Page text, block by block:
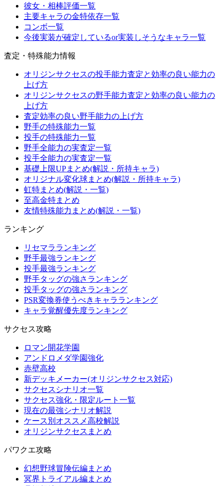
彼女・相棒評価一覧
主要キャラの金特依存一覧
コンボ一覧
今後実装が確定しているor実装しそうなキャラ一覧
査定・特殊能力情報
オリジンサクセスの投手能力査定と効率の良い能力の
上げ方
オリジンサクセスの野手能力査定と効率の良い能力の
上げ方
査定効率の良い野手能力の上げ方
野手の特殊能力一覧
投手の特殊能力一覧
野手全能力の実査定一覧
投手全能力の実査定一覧
基礎上限UPまとめ(解説・所持キャラ)
オリジナル変化球まとめ(解説・所持キャラ)
虹特まとめ(解説・一覧)
至高金特まとめ
友情特殊能力まとめ(解説・一覧)
ランキング
リセマラランキング
野手最強ランキング
投手最強ランキング
野手タッグの強さランキング
投手タッグの強さランキング
PSR変換券使うべきキャラランキング
キャラ覚醒優先度ランキング
サクセス攻略
ロマン開花学園
アンドロメダ学園強化
赤壁高校
新デッキメーカー(オリジンサクセス対応)
サクセスシナリオ一覧
サクセス強化・限定ルート一覧
現在の最強シナリオ解説
ケース別オススメ高校解説
オリジンサクセスまとめ
パワクエ攻略
幻想野球冒険伝編まとめ
冥界トライアル編まとめ